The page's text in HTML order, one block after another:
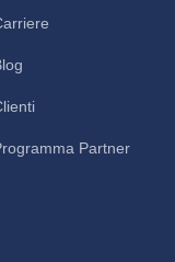
Partner